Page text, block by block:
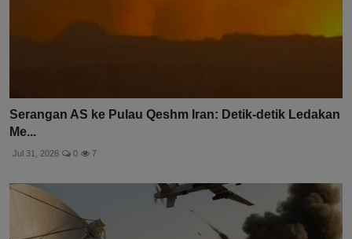
Serangan AS ke Pulau Qeshm Iran: Detik-detik Ledakan
Me...
Jul 31, 2026 0 7